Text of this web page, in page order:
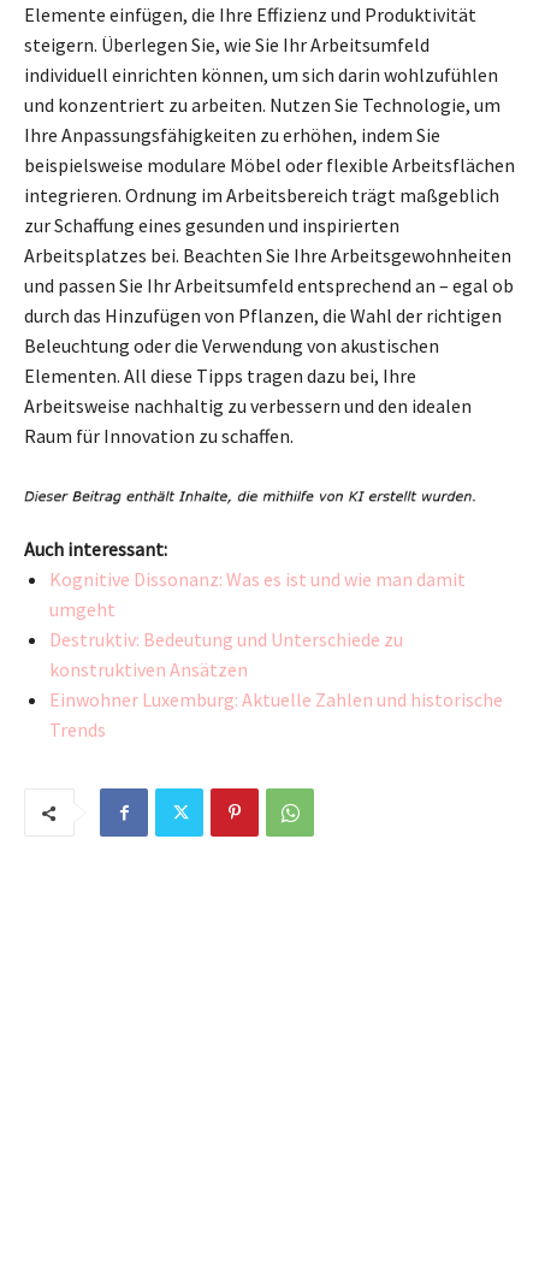
Elemente einfügen, die Ihre Effizienz und Produktivität
steigern. Überlegen Sie, wie Sie Ihr Arbeitsumfeld
individuell einrichten können, um sich darin wohlzufühlen
und konzentriert zu arbeiten. Nutzen Sie Technologie, um
Ihre Anpassungsfähigkeiten zu erhöhen, indem Sie
beispielsweise modulare Möbel oder flexible Arbeitsflächen
integrieren. Ordnung im Arbeitsbereich trägt maßgeblich
zur Schaffung eines gesunden und inspirierten
Arbeitsplatzes bei. Beachten Sie Ihre Arbeitsgewohnheiten
und passen Sie Ihr Arbeitsumfeld entsprechend an – egal ob
durch das Hinzufügen von Pflanzen, die Wahl der richtigen
Beleuchtung oder die Verwendung von akustischen
Elementen. All diese Tipps tragen dazu bei, Ihre
Arbeitsweise nachhaltig zu verbessern und den idealen
Raum für Innovation zu schaffen.
Auch interessant:
Kognitive Dissonanz: Was es ist und wie man damit
umgeht
Destruktiv: Bedeutung und Unterschiede zu
konstruktiven Ansätzen
Einwohner Luxemburg: Aktuelle Zahlen und historische
Trends